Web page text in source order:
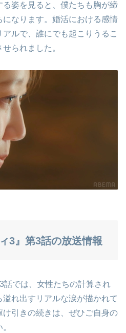
姿を見ると、僕たちも胸が締
なります。婚活における感情
ルで、誰にでも起こりうるこ
られました。
3』第3話の放送情報
話では、女性たちの計算され
れ出すリアルな涙が描かれて
引きの続きは、ぜひご自身の